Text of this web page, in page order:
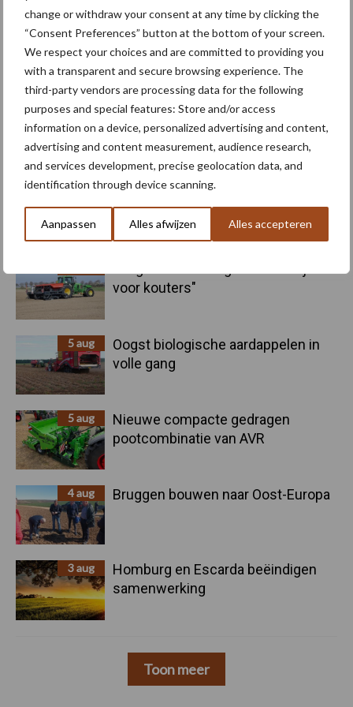
change or withdraw your consent at any time by clicking the
“Consent Preferences” button at the bottom of your screen.
We respect your choices and are committed to providing you
with a transparent and secure browsing experience. The
third-party vendors are processing data for the following
purposes and special features: Store and/or access
information on a device, personalized advertising and content,
advertising and content measurement, audience research,
and services development, precise geolocation data, and
identification through device scanning.
Aanpassen Alles afwijzen Alles accepteren
Primaire
Sidebar
Recent nieuws Partner nieuws
voor kouters"
5 aug
Oogst biologische aardappelen in
volle gang
5 aug
Nieuwe compacte gedragen
pootcombinatie van AVR
4 aug Bruggen bouwen naar Oost-Europa
3 aug
Homburg en Escarda beëindigen
samenwerking
Toon meer
Kunstmeststrooier Pootmachine
Toon meer